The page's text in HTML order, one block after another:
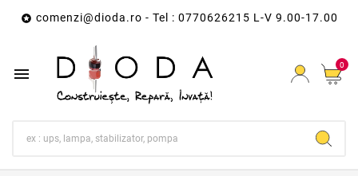
 comenzi@dioda.ro - Tel : 0770626215 L-V 9.00-17.00
 0